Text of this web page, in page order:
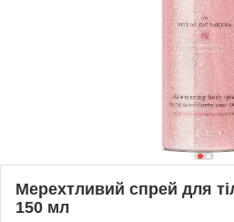
Мерехтливий спрей для
150 мл